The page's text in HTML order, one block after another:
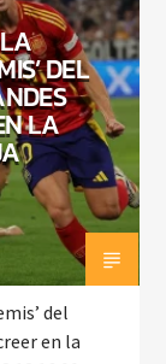
DEL
LA
del
en la